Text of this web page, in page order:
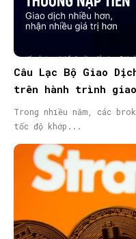
Câu Lạc Bộ Giao
trên hành trình
Trong nhiều năm, các
tốc độ khớp...